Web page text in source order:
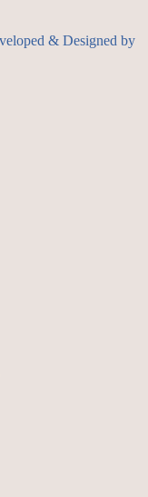
& Designed by